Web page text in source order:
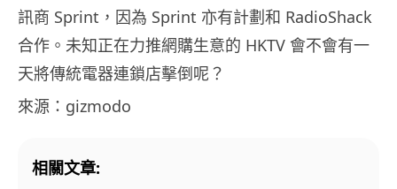
訊商 Sprint，因為 Sprint 亦有計劃和 RadioShack
合作。未知正在力推網購生意的 HKTV 會不會有一
天將傳統電器連鎖店擊倒呢？
來源：gizmodo
相關文章: